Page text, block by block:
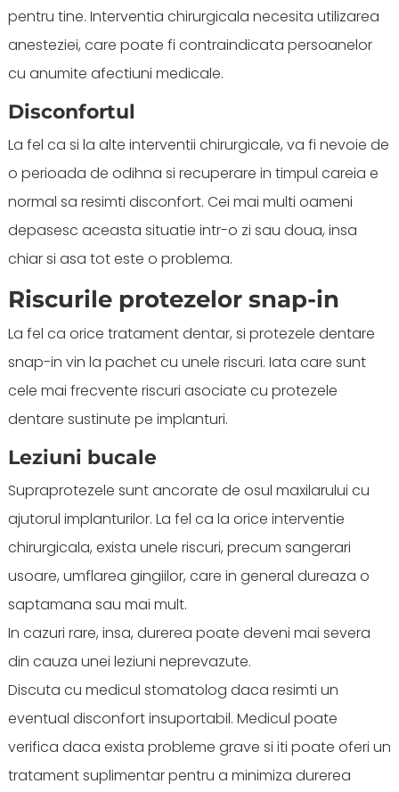
pentru tine. Interventia chirurgicala necesita utilizarea
anesteziei, care poate fi contraindicata persoanelor
cu anumite afectiuni medicale.
Disconfortul
La fel ca si la alte interventii chirurgicale, va fi nevoie de
o perioada de odihna si recuperare in timpul careia e
normal sa resimti disconfort. Cei mai multi oameni
depasesc aceasta situatie intr-o zi sau doua, insa
chiar si asa tot este o problema.
Riscurile protezelor snap-in
La fel ca orice tratament dentar, si protezele dentare
snap-in vin la pachet cu unele riscuri. Iata care sunt
cele mai frecvente riscuri asociate cu protezele
dentare sustinute pe implanturi.
Leziuni bucale
Supraprotezele sunt ancorate de osul maxilarului cu
ajutorul implanturilor. La fel ca la orice interventie
chirurgicala, exista unele riscuri, precum sangerari
usoare, umflarea gingiilor, care in general dureaza o
saptamana sau mai mult.
In cazuri rare, insa, durerea poate deveni mai severa
din cauza unei leziuni neprevazute.
Discuta cu medicul stomatolog daca resimti un
eventual disconfort insuportabil. Medicul poate
verifica daca exista probleme grave si iti poate oferi un
tratament suplimentar pentru a minimiza durerea